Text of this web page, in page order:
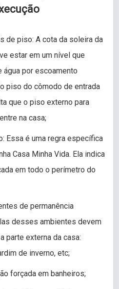
de piso: A cota da soleira da
estar em um nível que
água por escoamento
piso do cômodo de entrada
que o piso externo para
na casa;
Essa é uma regra específica
Casa Minha Vida. Ela indica
em todo o perímetro do
de permanência
desses ambientes devem
parte externa da casa:
de inverno, etc;
forçada em banheiros;